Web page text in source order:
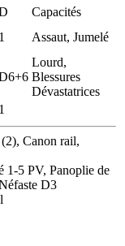
Capacités
1 Assaut, Jumelé
Lourd,
Blessures
Dévastatrices
1
Canon rail,
1-5 PV, Panoplie de
D3